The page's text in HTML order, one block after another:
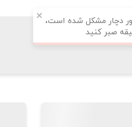
دچار مشکل شده است،
صبر کنید